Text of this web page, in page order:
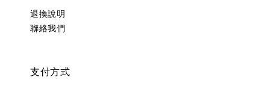
退換說明
聯絡我們
支付方式